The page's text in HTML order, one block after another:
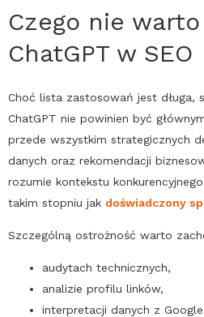
Czego nie
ChatGPT w SEO
Choć lista zastosowań jest długa,
ChatGPT nie powinien być
przede wszystkim strategicznych
danych oraz rekomendacji
rozumie kontekstu
takim stopniu jak doświadczony
Szczególną ostrożność warto
audytach technicznych,
analizie profilu linków,
interpretacji danych z Google